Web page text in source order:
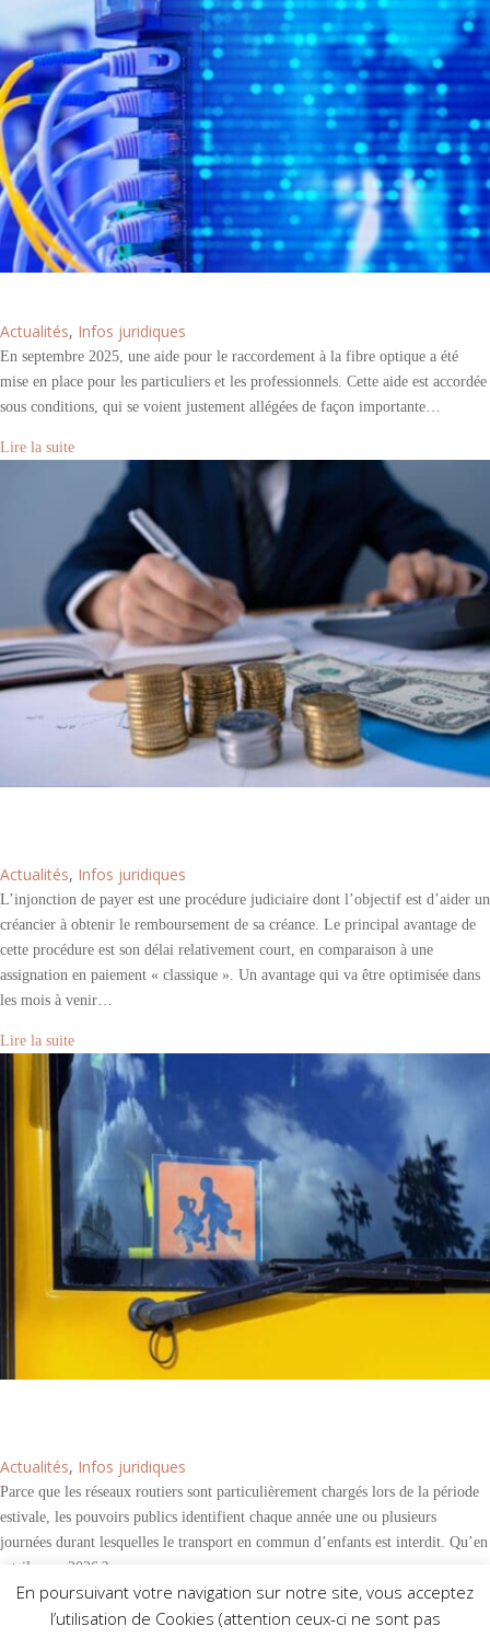
Actualités, Infos juridiques
En septembre 2025, une aide pour le raccordement à la fibre optique a été
mise en place pour les particuliers et les professionnels. Cette aide est accordée
sous conditions, qui se voient justement allégées de façon importante…
Lire la suite
Actualités, Infos juridiques
L’injonction de payer est une procédure judiciaire dont l’objectif est d’aider un
créancier à obtenir le remboursement de sa créance. Le principal avantage de
cette procédure est son délai relativement court, en comparaison à une
assignation en paiement « classique ». Un avantage qui va être optimisée dans
les mois à venir…
Lire la suite
Actualités, Infos juridiques
Parce que les réseaux routiers sont particulièrement chargés lors de la période
estivale, les pouvoirs publics identifient chaque année une ou plusieurs
journées durant lesquelles le transport en commun d’enfants est interdit. Qu’en
est-il pour 2026 ?
En poursuivant votre navigation sur notre site, vous acceptez
l’utilisation de Cookies (attention ceux-ci ne sont pas